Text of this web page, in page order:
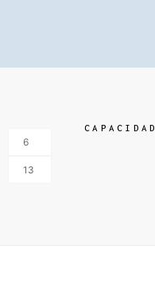
CAPACIDAD